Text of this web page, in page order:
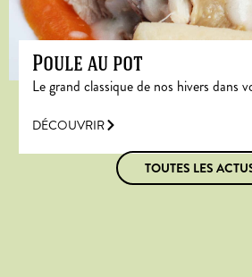
Poule au pot
Le grand classique de nos hivers dans
DÉCOUVRIR
TOUTES LES